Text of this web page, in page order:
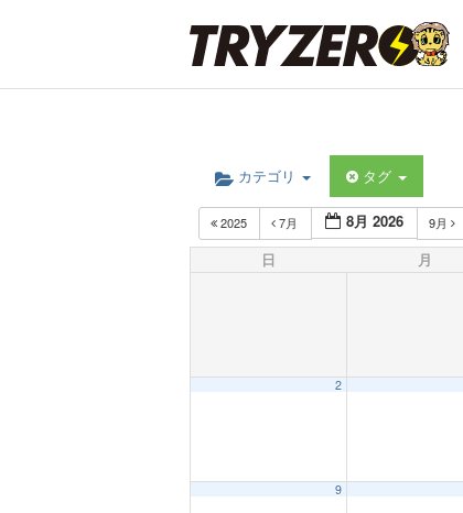
カテゴリ タグ
2025 7月 8月 2026 9月
日 月
2
9